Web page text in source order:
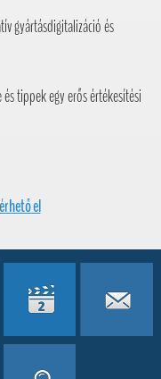
gyártásdigitalizáció és
tippek egy erős értékesítési
el